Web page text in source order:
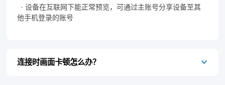
联系我们
· 设备在互联网下能正常预览，可通过主账号分享设备至其
他手机登录的账号
连接时画面卡顿怎么办？